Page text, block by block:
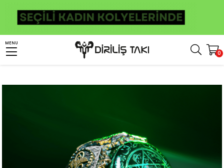
MENU
0
Erkek Gümüş Yüzük
Kehribar Taş İçerisi Mührü Süleyman Gümüş Yüzük